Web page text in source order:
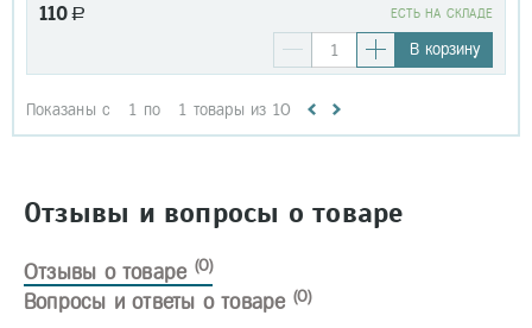
110 a EСТЬ НА СКЛАДЕ
В корзину
Показаны с 1 по 1 товары из 10
Отзывы и вопросы о товаре
Отзывы о товаре (0)
Вопросы и ответы о товаре (0)